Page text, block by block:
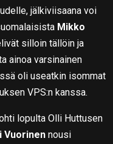
jälkiviisaana voi
Mikko
silloin tällöin ja
ainoa varsinainen
oli useatkin isommat
VPS:n kanssa.
lopulta Olli Huttusen
Vuorinen nousi